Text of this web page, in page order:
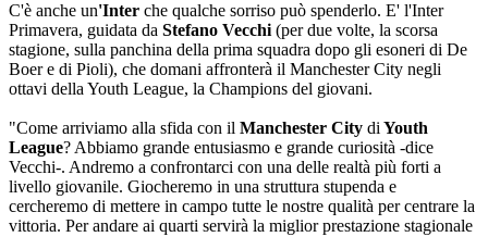
C'è anche un'Inter che qualche sorriso può spenderlo. E' l'Inter
Primavera, guidata da Stefano Vecchi (per due volte, la scorsa
stagione, sulla panchina della prima squadra dopo gli esoneri di De
Boer e di Pioli), che domani affronterà il Manchester City negli
ottavi della Youth League, la Champions del giovani.
"Come arriviamo alla sfida con il Manchester City di Youth
League? Abbiamo grande entusiasmo e grande curiosità -dice
Vecchi-. Andremo a confrontarci con una delle realtà più forti a
livello giovanile. Giocheremo in una struttura stupenda e
cercheremo di mettere in campo tutte le nostre qualità per centrare la
vittoria. Per andare ai quarti servirà la miglior prestazione stagionale